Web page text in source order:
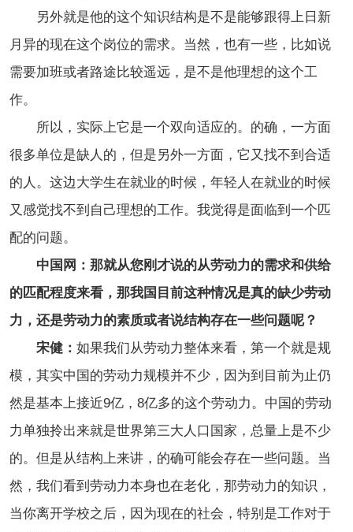
另外就是他的这个知识结构是不是能够跟得上日新
月异的现在这个岗位的需求。当然，也有一些，比如说
需要加班或者路途比较遥远，是不是他理想的这个工
作。
所以，实际上它是一个双向适应的。的确，一方面
很多单位是缺人的，但是另外一方面，它又找不到合适
的人。这边大学生在就业的时候，年轻人在就业的时候
又感觉找不到自己理想的工作。我觉得是面临到一个匹
配的问题。
中国网：那就从您刚才说的从劳动力的需求和供给
的匹配程度来看，那我国目前这种情况是真的缺少劳动
力，还是劳动力的素质或者说结构存在一些问题呢？
宋健： 如果我们从劳动力整体来看，第一个就是规
模，其实中国的劳动力规模并不少，因为到目前为止仍
然是基本上接近9亿，8亿多的这个劳动力。中国的劳动
力单独拎出来就是世界第三大人口国家，总量上是不少
的。但是从结构上来讲，的确可能会存在一些问题。当
然，我们看到劳动力本身也在老化，那劳动力的知识，
当你离开学校之后，因为现在的社会，特别是工作对于